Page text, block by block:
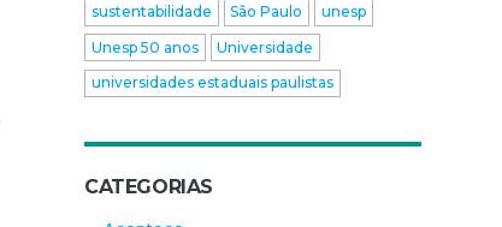
sustentabilidade
São Paulo
unesp
Unesp 50 anos
Universidade
universidades estaduais paulistas
CATEGORIAS